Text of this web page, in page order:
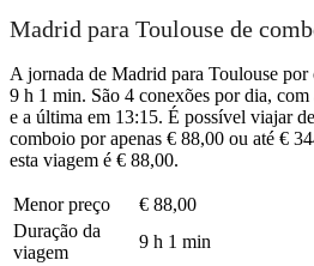
Madrid para Toulouse de
A jornada de Madrid para Toulouse
9 h 1 min. São 4 conexões por dia,
e a última em 13:15. É possível viajar
comboio por apenas € 88,00 ou até €
esta viagem é € 88,00.
Menor preço
€ 88,00
Duração da
viagem
9 h 1 min